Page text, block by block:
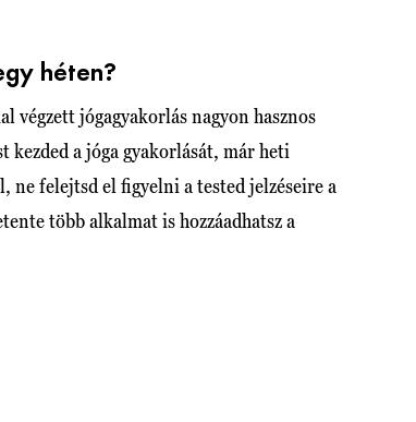
héten?
végzett jógagyakorlás nagyon hasznos
kezded a jóga gyakorlását, már heti
felejtsd el figyelni a tested jelzéseire a
több alkalmat is hozzáadhatsz a